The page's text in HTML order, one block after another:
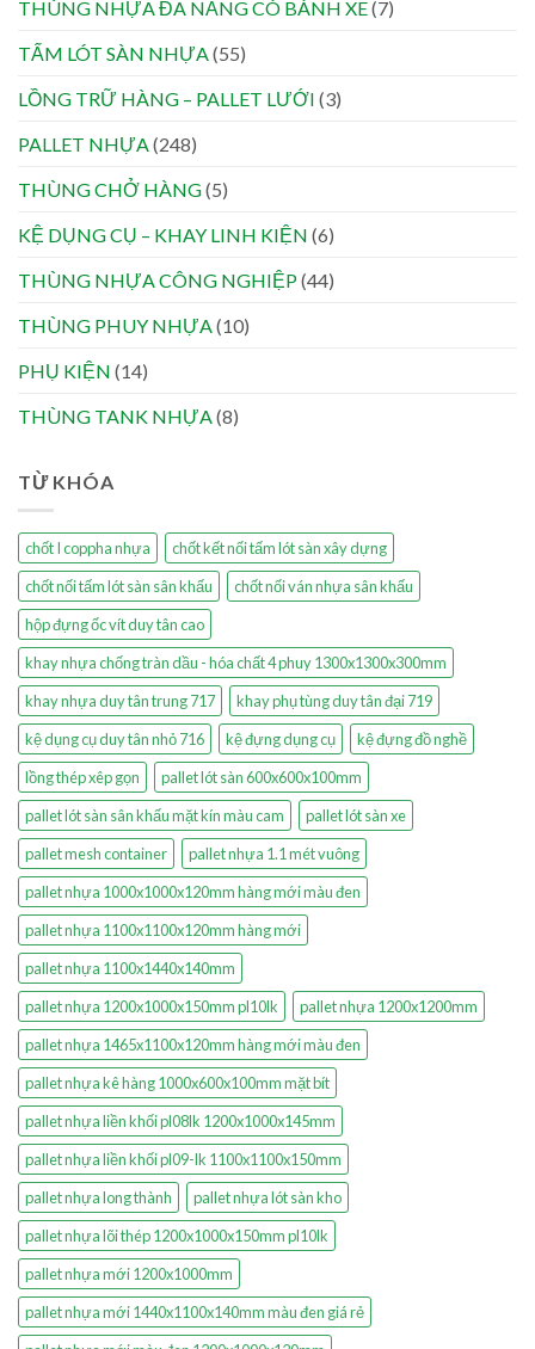
THÙNG NHỰA ĐA NĂNG CÓ BÁNH XE(7)
TẤM LÓT SÀN NHỰA (55)
LỒNG TRỮ HÀNG – PALLET LƯỚI (3)
PALLET NHỰA (248)
THÙNG CHỞ HÀNG(5)
KỆ DỤNG CỤ – KHAY LINH KIỆN (6)
THÙNG NHỰA CÔNG NGHIỆP(44)
THÙNG PHUY NHỰA (10)
PHỤ KIỆN (14)
THÙNG TANK NHỰA (8)
TỪ KHÓA
chốt I coppha nhựa
chốt kết nối tấm lót sàn xây dựng
chốt nối tấm lót sàn sân khấu
chốt nối ván nhựa sân khấu
hộp đựng ốc vít duy tân cao
khay nhựa chống tràn dầu - hóa chất 4 phuy 1300x1300x300mm
khay nhựa duy tân trung 717
khay phụ tùng duy tân đại 719
kệ dụng cụ duy tân nhỏ 716
kệ đựng dụng cụ
kệ đựng đồ nghề
lồng thép xêp gọn
pallet lót sàn 600x600x100mm
pallet lót sàn sân khấu mặt kín màu cam
pallet lót sàn xe
pallet mesh container
pallet nhựa 1.1 mét vuông
pallet nhựa 1000x1000x120mm hàng mới màu đen
pallet nhựa 1100x1100x120mm hàng mới
pallet nhựa 1100x1440x140mm
pallet nhựa 1200x1000x150mm pl10lk
pallet nhựa 1200x1200mm
pallet nhựa 1465x1100x120mm hàng mới màu đen
pallet nhựa kê hàng 1000x600x100mm mặt bít
pallet nhựa liền khối pl08lk 1200x1000x145mm
pallet nhựa liền khối pl09-lk 1100x1100x150mm
pallet nhựa long thành
pallet nhựa lót sàn kho
pallet nhựa lõi thép 1200x1000x150mm pl10lk
pallet nhựa mới 1200x1000mm
pallet nhựa mới 1440x1100x140mm màu đen giá rẻ